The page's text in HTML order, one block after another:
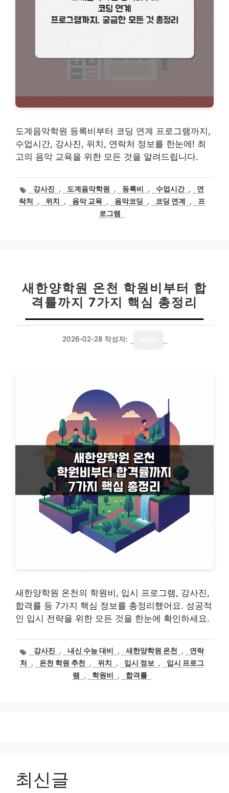
도계음악학원 등록비부터 코딩 연계 프로그램까지,
수업시간, 강사진, 위치, 연락처 정보를 한눈에! 최
고의 음악 교육을 위한 모든 것을 알려드립니다.
태
그
강사진 , 도계음악학원 , 등록비 , 수업시간 ,
연
락처
, 위치 , 음악 교육 , 음악코딩 , 코딩 연계 ,
프
로그램
새한양학원 온천 학원비부터 합
격률까지 7가지 핵심 총정리
2026-02-28 작성자:
새한양학원 온천의 학원비, 입시 프로그램, 강사진,
합격률 등 7가지 핵심 정보를 총정리했어요. 성공적
인 입시 전략을 위한 모든 것을 한눈에 확인하세요.
태강사진 , 내신 수능 대비 , 새한양학원 온천 ,
연락
처
, 온천 학원 추천 , 위치 , 입시 정보 ,
입시 프로그
램
, 학원비 , 합격률
최신글